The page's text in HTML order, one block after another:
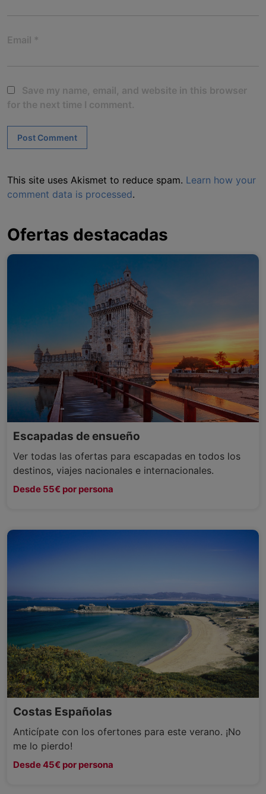
Email *
Save my name, email, and website in this browser
for the next time I comment.
This site uses Akismet to reduce spam. Learn how your
comment data is processed.
Ofertas destacadas
Escapadas de ensueño
Ver todas las ofertas para escapadas en todos los
destinos, viajes nacionales e internacionales.
Desde 55€ por persona
Costas Españolas
Anticípate con los ofertones para este verano. ¡No
me lo pierdo!
Desde 45€ por persona